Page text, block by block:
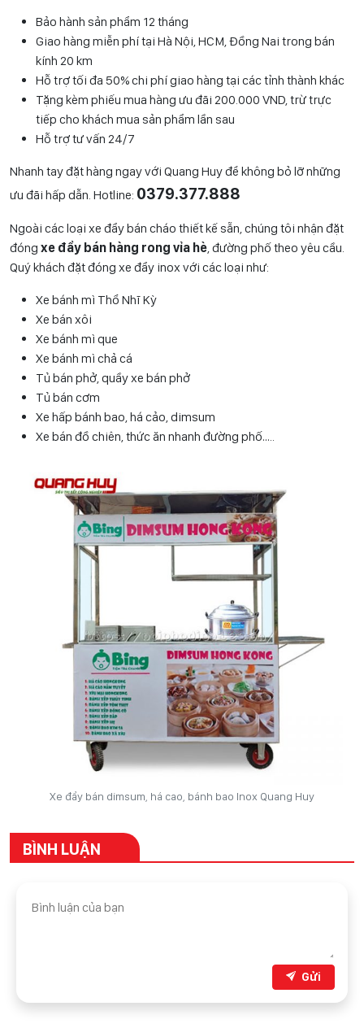
Bảo hành sản phẩm 12 tháng
Giao hàng miễn phí tại Hà Nội, HCM, Đồng Nai trong bán
kính 20 km
Hỗ trợ tối đa 50% chi phí giao hàng tại các tỉnh thành khác
Tặng kèm phiếu mua hàng ưu đãi 200.000 VND, trừ trực
tiếp cho khách mua sản phẩm lần sau
Hỗ trợ tư vấn 24/7
Nhanh tay đặt hàng ngay với Quang Huy để không bỏ lỡ những
ưu đãi hấp dẫn. Hotline: 0379.377.888
Ngoài các loại xe đẩy bán cháo thiết kế sẵn, chúng tôi nhận đặt
đóng xe đẩy bán hàng rong vỉa hè , đường phố theo yêu cầu.
Quý khách đặt đóng xe đẩy inox với các loại như:
Xe bánh mì Thổ Nhĩ Kỳ
Xe bán xôi
Xe bánh mì que
Xe bánh mì chả cá
Tủ bán phở, quầy xe bán phở
Tủ bán cơm
Xe hấp bánh bao, há cảo, dimsum
Xe bán đồ chiên, thức ăn nhanh đường phố…..
Xe đẩy bán dimsum, há cao, bánh bao Inox Quang Huy
BÌNH LUẬN
Gửi